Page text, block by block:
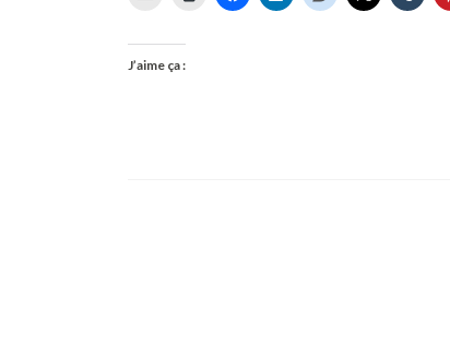
J’aime ça :